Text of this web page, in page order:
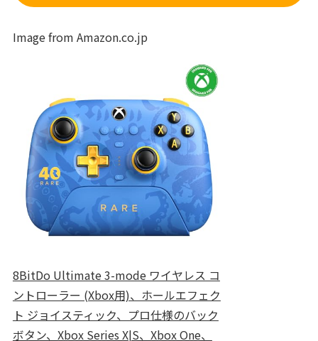
Image from Amazon.co.jp
8BitDo Ultimate 3-mode ワイヤレス コ
ントローラー (Xbox用)、ホールエフェク
ト ジョイスティック、プロ仕様のバック
ボタン、Xbox Series X|S、Xbox One、